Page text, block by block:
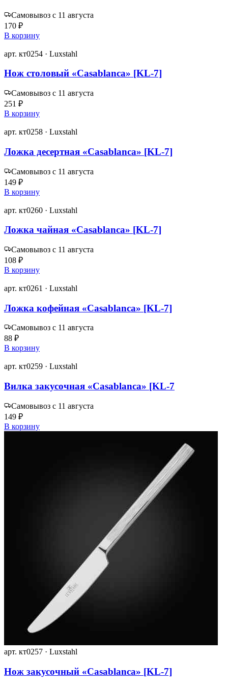
Самовывоз с 11 августа
170 ₽
В корзину
арт. кт0254 · Luxstahl
Нож столовый «Casablanca» [KL-7]
Самовывоз с 11 августа
251 ₽
В корзину
арт. кт0258 · Luxstahl
Ложка десертная «Casablanca» [KL-7]
Самовывоз с 11 августа
149 ₽
В корзину
арт. кт0260 · Luxstahl
Ложка чайная «Casablanca» [KL-7]
Самовывоз с 11 августа
108 ₽
В корзину
арт. кт0261 · Luxstahl
Ложка кофейная «Casablanca» [KL-7]
Самовывоз с 11 августа
88 ₽
В корзину
арт. кт0259 · Luxstahl
Вилка закусочная «Casablanca» [KL-7
Самовывоз с 11 августа
149 ₽
В корзину
арт. кт0257 · Luxstahl
Нож закусочный «Casablanca» [KL-7]